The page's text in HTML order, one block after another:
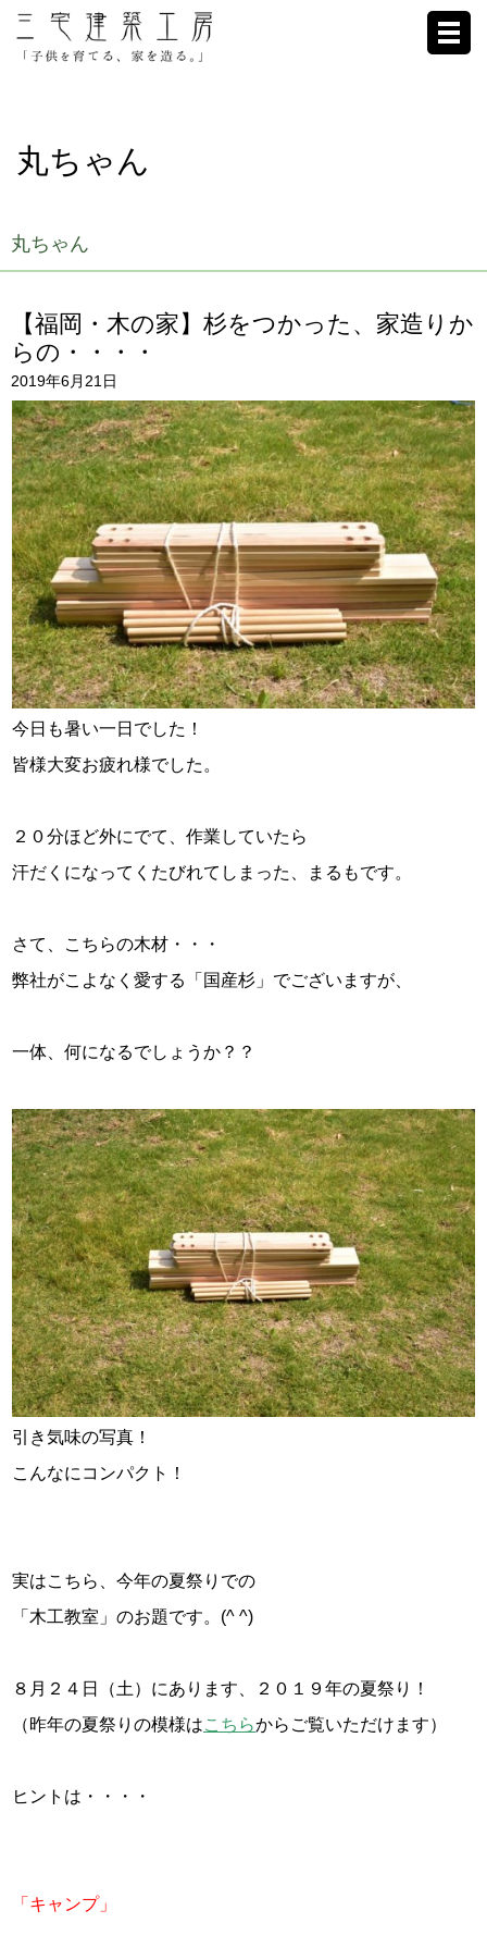
ブログ
リクルート
会社概要
スタッフ紹介
お問い合わせ
丸ちゃん
丸ちゃん
【福岡・木の家】杉をつかった、家造りか
らの・・・・
2019年6月21日
今日も暑い一日でした！
皆様大変お疲れ様でした。
２０分ほど外にでて、作業していたら
汗だくになってくたびれてしまった、まるもです。
さて、こちらの木材・・・
弊社がこよなく愛する「国産杉」でございますが、
一体、何になるでしょうか？？
引き気味の写真！
こんなにコンパクト！
実はこちら、今年の夏祭りでの
「木工教室」のお題です。(^ ^)
８月２４日（土）にあります、２０１９年の夏祭り！
（昨年の夏祭りの模様はこちらからご覧いただけます）
ヒントは・・・・
「キャンプ」